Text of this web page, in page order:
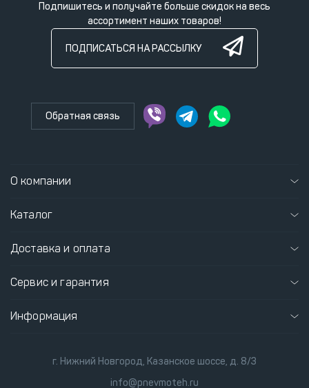
Подпишитесь и получайте больше скидок на весь
ассортимент наших товаров!
ПОДПИСАТЬСЯ НА РАССЫЛКУ
Обратная связь
О компании
Каталог
Доставка и оплата
Сервис и гарантия
Информация
г. Нижний Новгород, Казанское шоссе, д. 8/3
info@pnevmoteh.ru